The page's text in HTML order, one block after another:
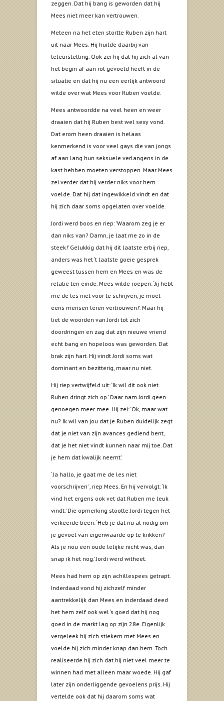
zeggen. Dat hij bang is geworden dat hij
Mees niet meer kan vertrouwen.
Meteen na het eten stortte Ruben zijn hart
uit naar Mees. Hij huilde daarbij van
teleurstelling. Ook zei hij dat hij zich al van
het begin af aan rot gevoeld heeft in de
situatie en dat hij nu een eerlijk antwoord
wilde over wat Mees voor Ruben voelde.
Mees antwoordde na veel heen en weer
draaien dat hij Ruben best wel sexy vond.
Dat erom heen draaien is helaas
kenmerkend is voor veel gays die van jongs
af aan lang hun seksuele verlangens in de
kast hebben moeten verstoppen. Maar Mees
zei verder dat hij verder niks voor hem
voelde. Dat hij dat ingewikkeld vindt en dat
hij zich daar soms opgelaten over voelde.
Jordi werd boos en riep: ’Waarom zeg je er
dan niks van? Damn, je laat me zo in de
steek!’ Gelukkig dat hij dit laatste erbij riep,
anders was het ‘t laatste goeie gesprek
geweest tussen hem en Mees en was de
relatie ten einde. Mees wilde roepen: ‘Jij hebt
me de les niet voor te schrijven, je moet
eens mensen leren vertrouwen!’. Maar hij
liet de woorden van Jordi tot zich
doordringen en zag dat zijn nieuwe vriend
echt bang en hopeloos was geworden. Dat
brak zijn hart. Hij vindt Jordi soms wat
dominant en bezitterig, maar nu niet.
Hij riep vertwijfeld uit: ‘Ik wil dit ook niet.
Ruben dringt zich op.’ Daar nam Jordi geen
genoegen meer mee. Hij zei: ‘Ok, maar wat
nu? Ik wil van jou dat je Ruben duidelijk zegt
dat je niet van zijn avances gediend bent,
dat je het niet vindt kunnen naar mij toe. Dat
je hem dat kwalijk neemt’.
‘ Ja hallo, je gaat me de les niet
voorschrijven’ , riep Mees. En hij vervolgt: ‘Ik
vind het ergens ook vet dat Ruben me leuk
vindt.’ Die opmerking stootte Jordi tegen het
verkeerde been: ‘Heb je dat nu al nodig om
je gevoel van eigenwaarde op te krikken?
Als je nou een oude lelijke nicht was, dan
snap ik het nog.’ Jordi werd witheet.
Mees had hem op zijn achillespees getrapt.
Inderdaad vond hij zichzelf minder
aantrekkelijk dan Mees en inderdaad deed
het hem zelf ook wel ‘s goed dat hij nog
goed in de markt lag op zijn 28e. Eigenlijk
vergeleek hij zich stiekem met Mees en
voelde hij zich minder knap dan hem. Toch
realiseerde hij zich dat hij niet veel meer te
winnen had met alleen maar woede. Hij gaf
later zijn onderliggende gevoelens prijs. Hij
vertelde ook dat hij daarom soms wat